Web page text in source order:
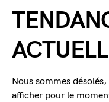
Nous sommes
afficher pour le